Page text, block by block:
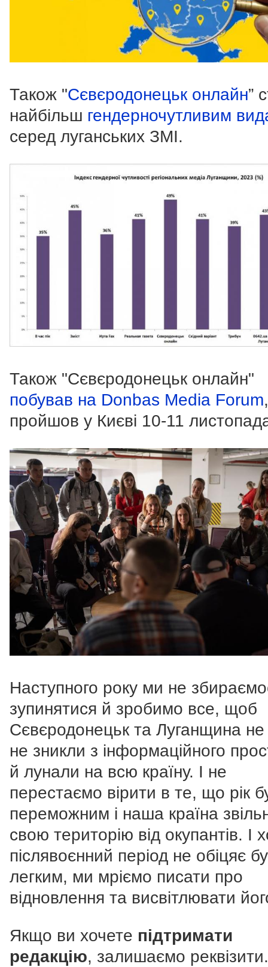
Також "Сєвєродонецьк онлайн”
найбільш гендерночутливим
серед луганських ЗМІ.
Також "Сєвєродонецьк онлайн"
побував на Donbas Media Forum
пройшов у Києві 10-11
Наступного року ми не
зупинятися й зробимо все, щоб
Сєвєродонецьк та Луганщина не
не зникли з інформаційного
й лунали на всю країну. І не
перестаємо вірити в те, що рік
переможним і наша країна
свою територію від окупантів. І
післявоєнний період не обіцяє
легким, ми мріємо писати про
відновлення та висвітлювати
Якщо ви хочете підтримати
редакцію, залишаємо реквізити.